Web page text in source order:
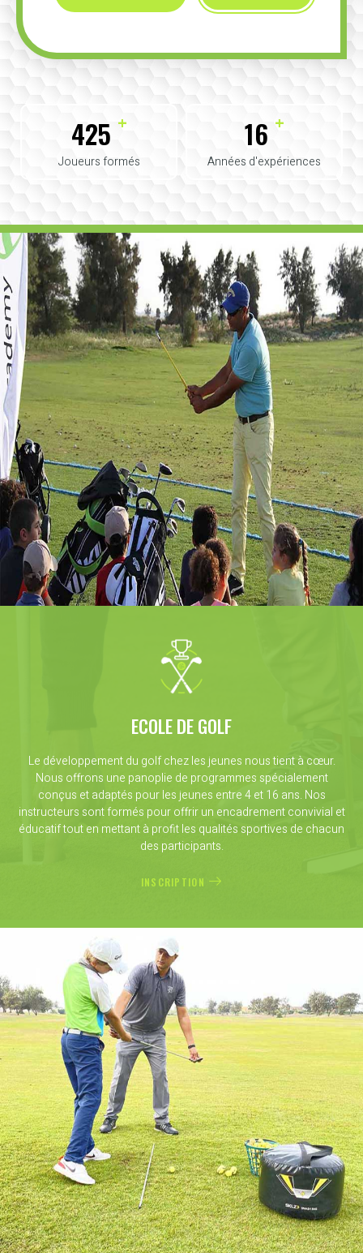
425 +
Joueurs formés
16 +
Années d'expériences
ECOLE DE GOLF
Le développement du golf chez les jeunes nous tient à cœur.
Nous offrons une panoplie de programmes spécialement
conçus et adaptés pour les jeunes entre 4 et 16 ans. Nos
instructeurs sont formés pour offrir un encadrement convivial et
éducatif tout en mettant à profit les qualités sportives de chacun
des participants.
INSCRIPTION